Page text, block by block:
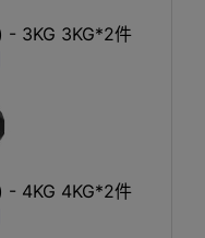
- 3KG 3KG*2件
- 4KG 4KG*2件